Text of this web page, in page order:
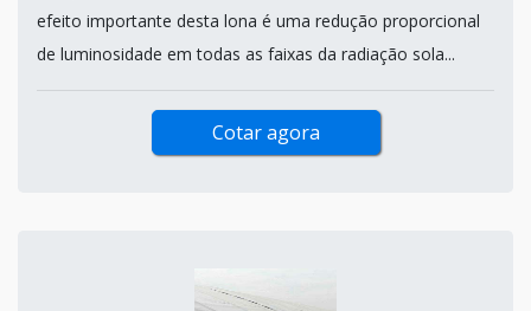
efeito importante desta lona é uma redução proporcional
de luminosidade em todas as faixas da radiação sola...
Cotar agora